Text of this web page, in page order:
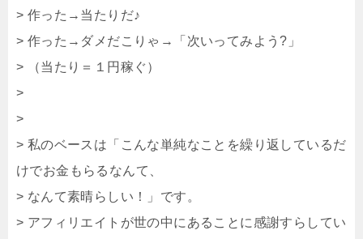
> 作った→当たりだ♪
> 作った→ダメだこりゃ→「次いってみよう?」
> （当たり＝１円稼ぐ）
>
>
> 私のベースは「こんな単純なことを繰り返しているだ
けでお金もらるなんて、
> なんて素晴らしい！」です。
> アフィリエイトが世の中にあることに感謝すらしてい